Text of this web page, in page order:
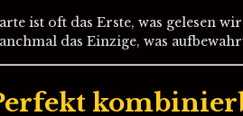
ist oft das Erste, was gelesen
das Einzige, was